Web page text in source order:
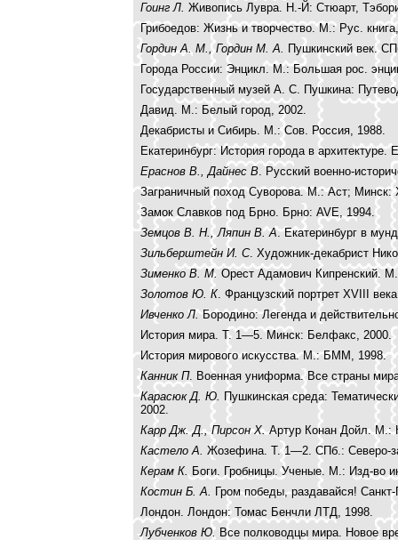
Гоинг Л. Живопись Лувра. Н.-Й: Стюарт,
Грибоедов: Жизнь и творчество. М.: Рус.
Гордин А. М., Гордин М. А. Пушкинский век.
Города России: Энцикл. М.: Большая рос.
Государственный музей А. С. Пушкина:
Давид. М.: Белый город, 2002.
Декабристы и Сибирь. М.: Сов. Россия, 1988.
Екатеринбург: История города в архитектуре.
Ераснов В., Дайнес В. Русский военно-
Заграничный поход Суворова. М.: Аст; Минск:
Замок Славков под Брно. Брно: AVE, 1994.
Земцов В. Н., Ляпин В. А. Екатеринбург в
Зильберштейн И. С. Художник-декабрист
Зименко В. М. Орест Адамович Кипренский.
Золотов Ю. К. Французский портрет XVIII
Ивченко Л.Бородино: Легенда и
История мира. Т. 1—5. Минск: Белфакс, 2000.
История мирового искусства. М.: БММ, 1998.
Канник П. Военная униформа. Все страны
Карасюк Д. Ю. Пушкинская среда:
2002.
Карр Дж. Д., Пирсон Х.Артур Конан Дойл. М.:
Кастело А. Жозефина. Т. 1—2. СПб.: Северо-
Керам К. Боги. Гробницы. Ученые. М.: Изд-во
Костин Б. А. Гром победы, раздавайся!
Лондон. Лондон: Томас Бенчли ЛТД, 1998.
Лубченков Ю. Все полководцы мира. Новое